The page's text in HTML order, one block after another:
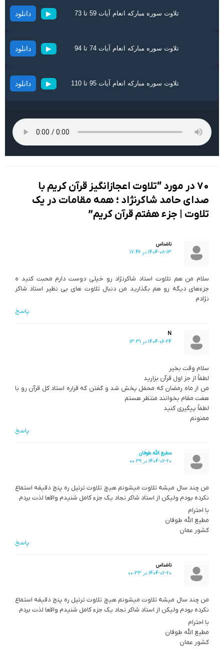
تلاوت سوره مبارکه انعام آیات 59 تا 73 ▶ دانلود
تلاوت سوره مبارکه انعام آیات 74 تا 94 ▶ دانلود
تلاوت سوره مبارکه انعام آیات 95 تا 110 ▶ دانلود
70 در مورد “تلاوت اعجاز‌انگیز قرآن کریم با
صدای حامد شاکرنژاد ؛ همه مقامات در یک
تلاوت | جزء هفتم قرآن کریم”
ناشناس
1404-08-13 در 17:46
سلام من هم تلاوت استاد شاکرنژاد رو خیلی دوست دارم محبت کنید ه
جزءهای دیگه رو هم بگذارید من دنبال تلاوت های بی نظیر استاد شاکر
نژادم
پاسخ
N
1404-06-24 در 13:31
سلام وقت بخیر
لطفاً از جز اول قرآن بزارید
من از ماه رمضان که محفل پخش شد و گفتن که قراره استاد کل قرآن رو با
هفت مقام بخوانند منتظر هستم
لطفاً پیگیری کنید
ممنونم
پاسخ
مطیع الله طوفان
1404-06-20 در 00:39
من چند سال میشه تلاوت میشونم هیچ تلاوت ترتیل ره پنج دقیقه استماع
نکرده بودم ولیکن از استاد شاکر نجاد یک جزء کامل شنیدم واقعا لذت بردم.
با احترام
مطیع الله طوفان
کشور عمان
پاسخ
ناشناس
1404-06-20 در 00:33
من چند سال میشه تلاوت میشونم هیچ تلاوت ترتیل ره پنج دقیقه استماع
نکرده بودم ولیکن از استاد شاکر نجاد یک جزء کامل شنیدم واقعا لذت بردم.
با احترام
مطیع الله طوفان
کشور عمان